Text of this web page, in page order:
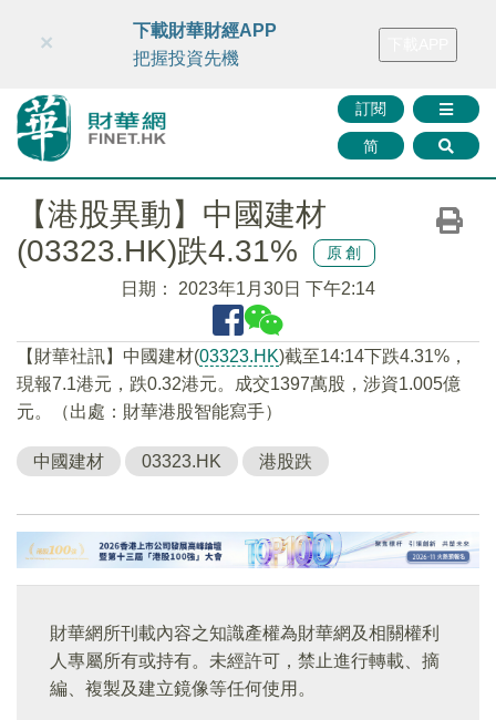
財華智庫網 FINTV FINMETA 財華證券 媒體矩陣
訂閱
简
×
下載財華財經APP
把握投資先機
【港股異動】中國建材
(03323.HK)跌4.31%
原創
日期： 2023年1月30日 下午2:14
【財華社訊】中國建材(03323.HK)截至14:14下跌4.31%，
現報7.1港元，跌0.32港元。成交1397萬股，涉資1.005億
元。（出處：財華港股智能寫手）
中國建材 03323.HK 港股跌
財華網所刊載內容之知識產權為財華網及相關權利
人專屬所有或持有。未經許可，禁止進行轉載、摘
編、複製及建立鏡像等任何使用。